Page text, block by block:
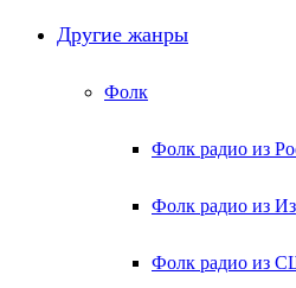
Другие жанры
Фолк
Фолк радио из
Фолк радио из
Фолк радио из